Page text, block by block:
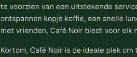
te voorzien van een uitstekende
ontspannen kopje koffie, een snelle
met vrienden, Café Noir biedt voor elk
Kortom, Café Noir is de ideale plek